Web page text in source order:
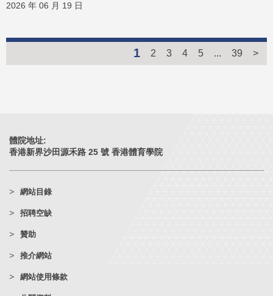
2026 年 06 月 19 日
1 2 3 4 5 ... 39 >
體院地址:
香港新界沙田源禾路 25 號 香港體育學院
網站目錄
招聘空缺
贊助
推介網站
網站使用條款